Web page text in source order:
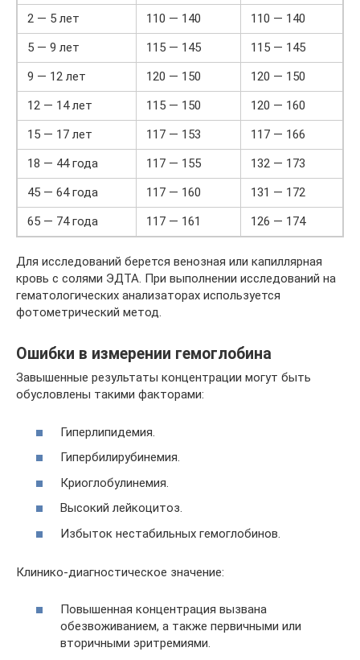
2 — 5 лет
110 — 140
110 — 140
5 — 9 лет
115 — 145
115 — 145
9 — 12 лет
120 — 150
120 — 150
12 — 14 лет
115 — 150
120 — 160
15 — 17 лет
117 — 153
117 — 166
18 — 44 года
117 — 155
132 — 173
45 — 64 года
117 — 160
131 — 172
65 — 74 года
117 — 161 126 — 174
Для исследований берется венозная или капиллярная
кровь с солями ЭДТА. При выполнении исследований на
гематологических анализаторах используется
фотометрический метод.
Ошибки в измерении гемоглобина
Завышенные результаты концентрации могут быть
обусловлены такими факторами:
Гиперлипидемия.
Гипербилирубинемия.
Криоглобулинемия.
Высокий лейкоцитоз.
Избыток нестабильных гемоглобинов.
Клинико-диагностическое значение:
Повышенная концентрация вызвана
обезвоживанием, а также первичными или
вторичными эритремиями.